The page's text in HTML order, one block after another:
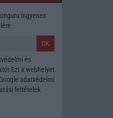
ingyenes
OK
és
Ezt a webhelyet
adatvédelmi
feltételek